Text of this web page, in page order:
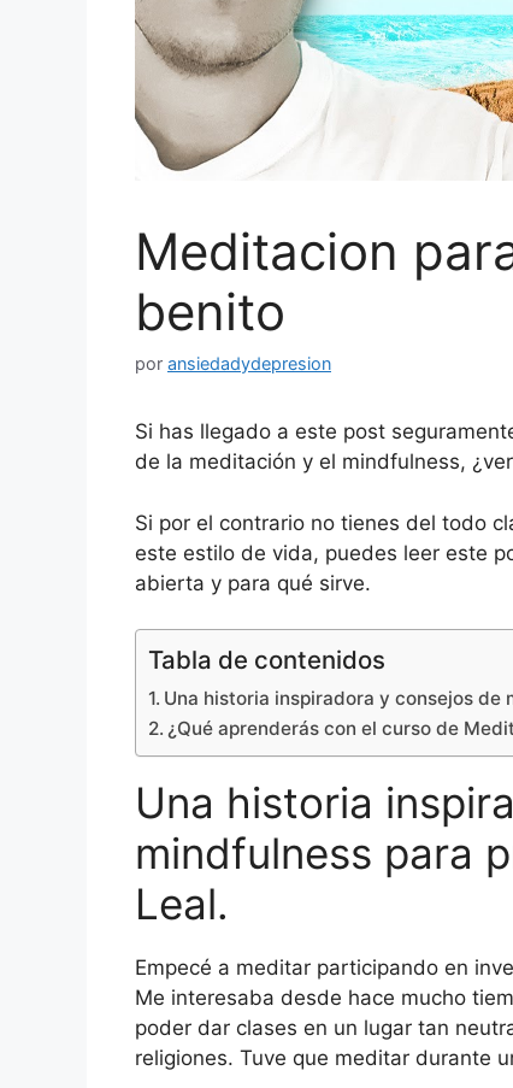
Meditacion
benito
por ansiedadydepresion
Si has llegado a este post
de la meditación y el mindfulness,
Si por el contrario no tienes del todo
este estilo de vida, puedes leer este
abierta y para qué sirve.
Tabla de contenidos
Una historia inspiradora y consejos de
¿Qué aprenderás con el curso de
Una historia
mindfulness para
Leal.
Empecé a meditar participando en
Me interesaba desde hace mucho
poder dar clases en un lugar tan
religiones. Tuve que meditar durante